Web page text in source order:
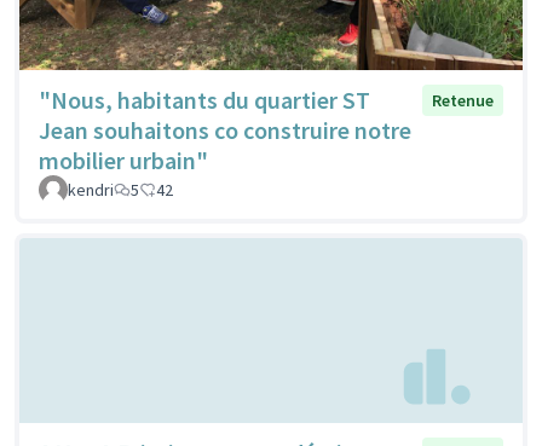
"Nous, habitants du quartier ST
Jean souhaitons co construire notre
mobilier urbain"
Retenue
kendri 5 42